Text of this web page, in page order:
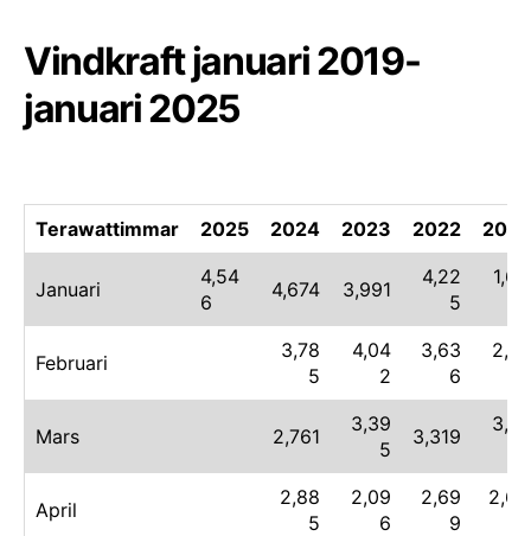
Vindkraft januari 2019-
januari 2025
Terawattimmar 2025 2024 2023 2022 2021
Januari
4,54
6
4,674 3,991
4,22
5
1,62
Februari
3,78
5
4,04
2
3,63
6
2,41
Mars 2,761
3,39
5
3,319
3,01
April
2,88
5
2,09
6
2,69
9
2,69